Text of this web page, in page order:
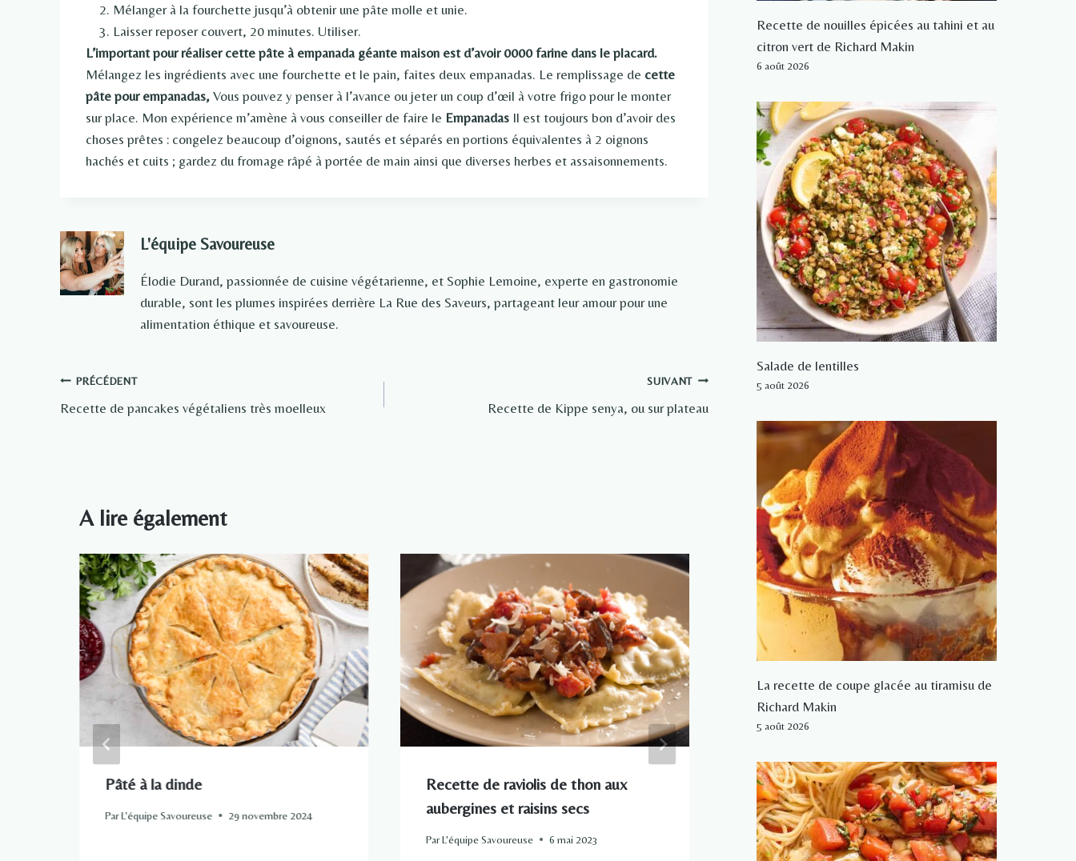
Mélanger à la fourchette jusqu’à obtenir une pâte molle et unie.
Laisser reposer couvert, 20 minutes. Utiliser.
L’important pour réaliser cette pâte à empanada géante maison est d’avoir 0000 farine dans le placard.
Mélangez les ingrédients avec une fourchette et le pain, faites deux empanadas. Le remplissage de cette
pâte pour empanadas, Vous pouvez y penser à l’avance ou jeter un coup d’œil à votre frigo pour le monter
sur place. Mon expérience m’amène à vous conseiller de faire le Empanadas Il est toujours bon d’avoir des
choses prêtes : congelez beaucoup d’oignons, sautés et séparés en portions équivalentes à 2 oignons
hachés et cuits ; gardez du fromage râpé à portée de main ainsi que diverses herbes et assaisonnements.
L'équipe Savoureuse
Élodie Durand, passionnée de cuisine végétarienne, et Sophie Lemoine, experte en gastronomie
durable, sont les plumes inspirées derrière La Rue des Saveurs, partageant leur amour pour une
alimentation éthique et savoureuse.
Navigation
de
PRÉCÉDENT
Recette de pancakes végétaliens très moelleux
SUIVANT
Recette de Kippe senya, ou sur plateau
A lire également
Pâté à la dinde
ParL'équipe Savoureuse 29 novembre 2024
Recette de raviolis de thon aux
aubergines et raisins secs
Par L'équipe Savoureuse 6 mai 2023
Salade de Poulet aux Pommes
ParL'équipe Savoureuse 25 mai 2022
Recette de nouilles épicées au tahini et au
citron vert de Richard Makin
6 août 2026
Salade de lentilles
5 août 2026
La recette de coupe glacée au tiramisu de
Richard Makin
5 août 2026